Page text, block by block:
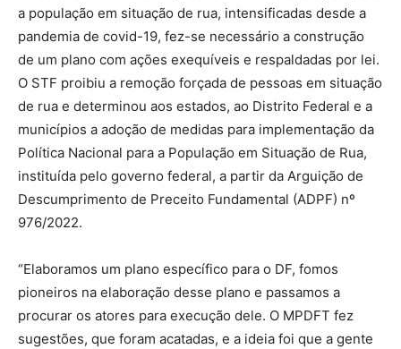
a população em situação de rua, intensificadas desde a
pandemia de covid-19, fez-se necessário a construção
de um plano com ações exequíveis e respaldadas por lei.
O STF proibiu a remoção forçada de pessoas em situação
de rua e determinou aos estados, ao Distrito Federal e a
municípios a adoção de medidas para implementação da
Política Nacional para a População em Situação de Rua,
instituída pelo governo federal, a partir da Arguição de
Descumprimento de Preceito Fundamental (ADPF) nº
976/2022.
“Elaboramos um plano específico para o DF, fomos
pioneiros na elaboração desse plano e passamos a
procurar os atores para execução dele. O MPDFT fez
sugestões, que foram acatadas, e a ideia foi que a gente